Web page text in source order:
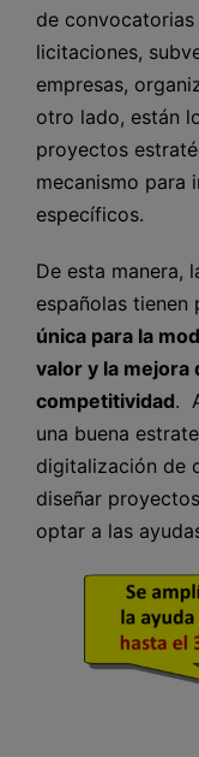
de
licitaciones,
empresas,
otro lado, están
proyectos
mecanismo para
específicos.
De esta manera,
españolas tienen
única para la
valor y la mejora
competitividad.
una buena
digitalización de
diseñar
optar a las